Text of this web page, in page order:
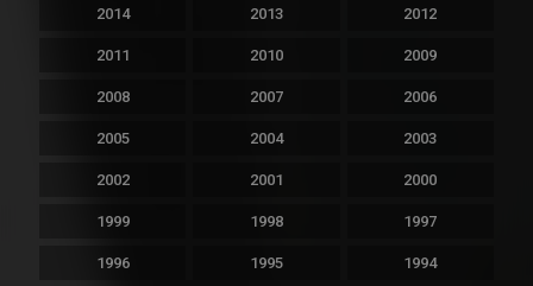
2014 2013 2012
2011 2010 2009
2008 2007 2006
2005 2004 2003
2002 2001 2000
1999 1998 1997
1996 1995 1994